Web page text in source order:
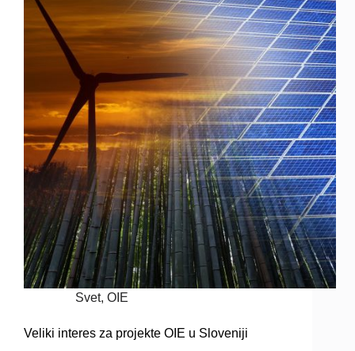
Svet,OIE
Veliki interes za projekte OIE u Sloveniji